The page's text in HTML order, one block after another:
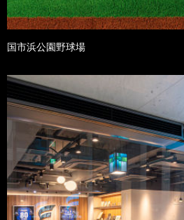
国市浜公園野球場